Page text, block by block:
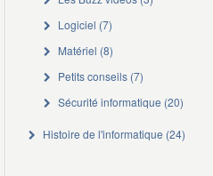
Logiciel (7)
Matériel (8)
Petits conseils(7)
Sécurité informatique (20)
Histoire de l'informatique (24)